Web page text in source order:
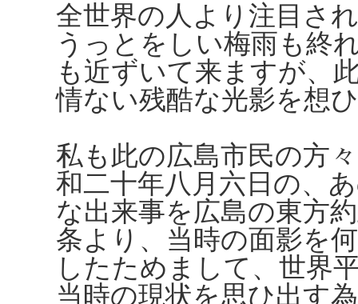
全世界の人より注目さ
うっとをしい梅雨も終
も近ずいて来ますが、
情ない残酷な光影を想
私も此の広島市民の方
和二十年八月六日の、
な出来事を広島の東方
条より、当時の面影を
したためまして、世界
当時の現状を思ひ出す